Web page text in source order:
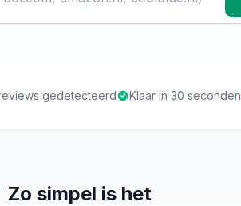
gedetecteerd Klaar in 30 seconden
Zo simpel is het